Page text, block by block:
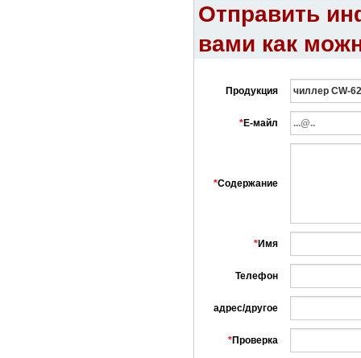
Отправить
вами как
Продукция
*Е-майл
*Содержание
*Имя
Телефон
адрес/другое
*Проверка